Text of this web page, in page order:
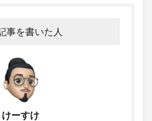
事を書いた人
けーすけ